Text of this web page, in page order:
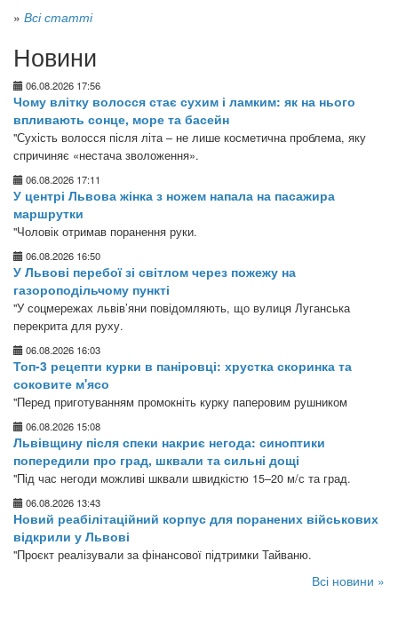
» Всі статті
Новини
06.08.2026 17:56
Чому влітку волосся стає сухим і ламким: як на нього
впливають сонце, море та басейн
"Сухість волосся після літа – не лише косметична проблема, яку
спричиняє «нестача зволоження».
06.08.2026 17:11
У центрі Львова жінка з ножем напала на пасажира
маршрутки
"Чоловік отримав поранення руки.
06.08.2026 16:50
У Львові перебої зі світлом через пожежу на
газороподільчому пункті
"У соцмережах львів’яни повідомляють, що вулиця Луганська
перекрита для руху.
06.08.2026 16:03
Топ-3 рецепти курки в паніровці: хрустка скоринка та
соковите м'ясо
"Перед приготуванням промокніть курку паперовим рушником
06.08.2026 15:08
Львівщину після спеки накриє негода: синоптики
попередили про град, шквали та сильні дощі
"Під час негоди можливі шквали швидкістю 15–20 м/с та град.
06.08.2026 13:43
Новий реабілітаційний корпус для поранених військових
відкрили у Львові
"Проєкт реалізували за фінансової підтримки Тайваню.
Всі новини »